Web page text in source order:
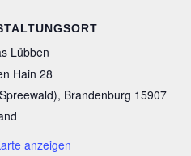
Lübben
Hain 28
, Brandenburg 15907
anzeigen